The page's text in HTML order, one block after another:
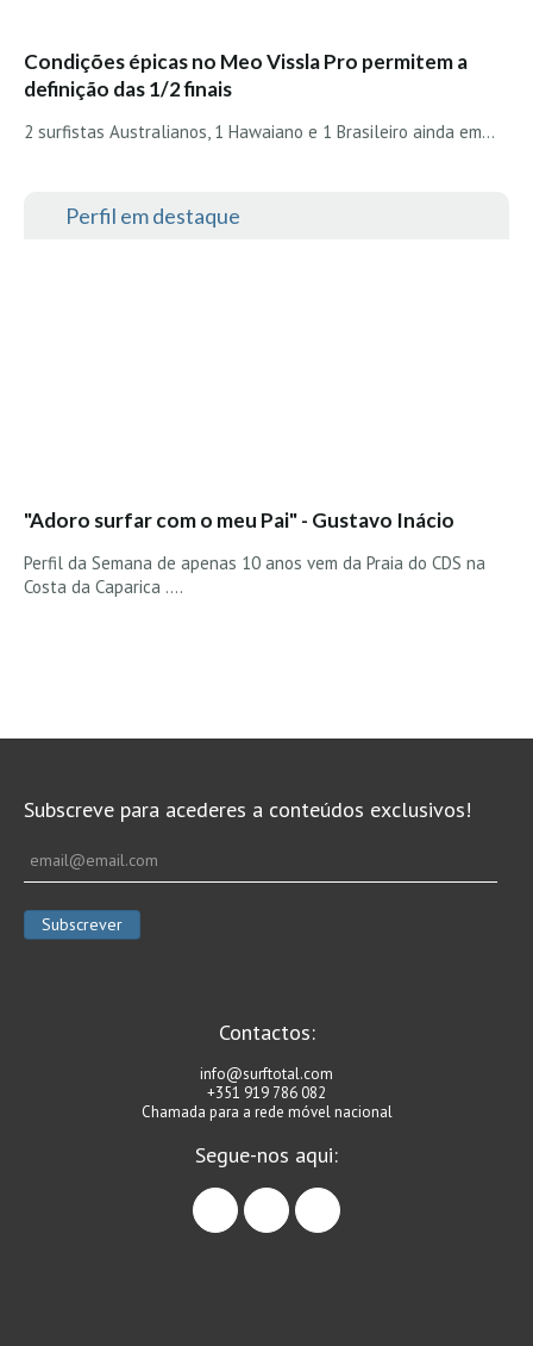
Condições épicas no Meo Vissla Pro permitem a
definição das 1/2 finais
2 surfistas Australianos, 1 Hawaiano e 1 Brasileiro ainda em…
Perfil em destaque
"Adoro surfar com o meu Pai" - Gustavo Inácio
Perfil da Semana de apenas 10 anos vem da Praia do CDS na
Costa da Caparica ....
Subscreve para acederes a conteúdos exclusivos!
Contactos:
info@surftotal.com
+351 919 786 082
Chamada para a rede móvel nacional
Segue-nos aqui:
facebookinstagram